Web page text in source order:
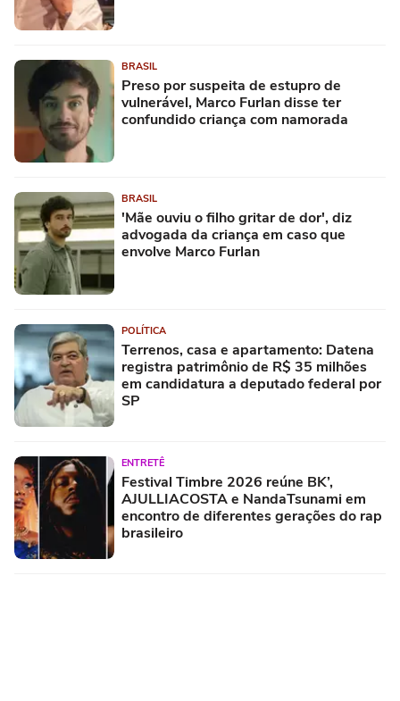
BRASIL
Preso por suspeita de estupro de
vulnerável, Marco Furlan disse ter
confundido criança com namorada
BRASIL
'Mãe ouviu o filho gritar de dor', diz
advogada da criança em caso que
envolve Marco Furlan
POLÍTICA
Terrenos, casa e apartamento: Datena
registra patrimônio de R$ 35 milhões
em candidatura a deputado federal por
SP
ENTRETÊ
Festival Timbre 2026 reúne BK’,
AJULLIACOSTA e NandaTsunami em
encontro de diferentes gerações do rap
brasileiro